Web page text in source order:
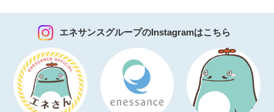
エネサンスグループのInstagramはこちら